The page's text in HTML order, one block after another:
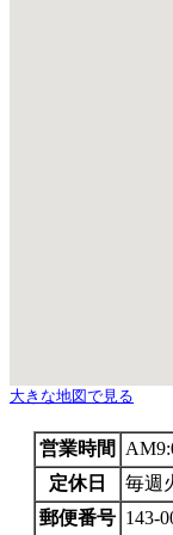
大きな地図で見る
営業時間
定休日
毎週
郵便番号 143-